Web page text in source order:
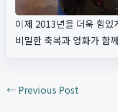
이제 2013년을 더욱 힘있
비밀한 축복과 영화가 함
←Previous Post